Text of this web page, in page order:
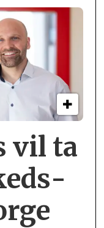
vil ta